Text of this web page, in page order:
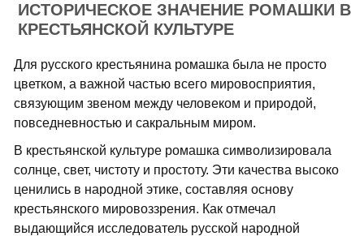
ИСТОРИЧЕСКОЕ ЗНАЧЕНИЕ РОМАШКИ В
КРЕСТЬЯНСКОЙ КУЛЬТУРЕ
Для русского крестьянина ромашка была не просто
цветком, а важной частью всего мировосприятия,
связующим звеном между человеком и природой,
повседневностью и сакральным миром.
В крестьянской культуре ромашка символизировала
солнце, свет, чистоту и простоту. Эти качества высоко
ценились в народной этике, составляя основу
крестьянского мировоззрения. Как отмечал
выдающийся исследователь русской народной